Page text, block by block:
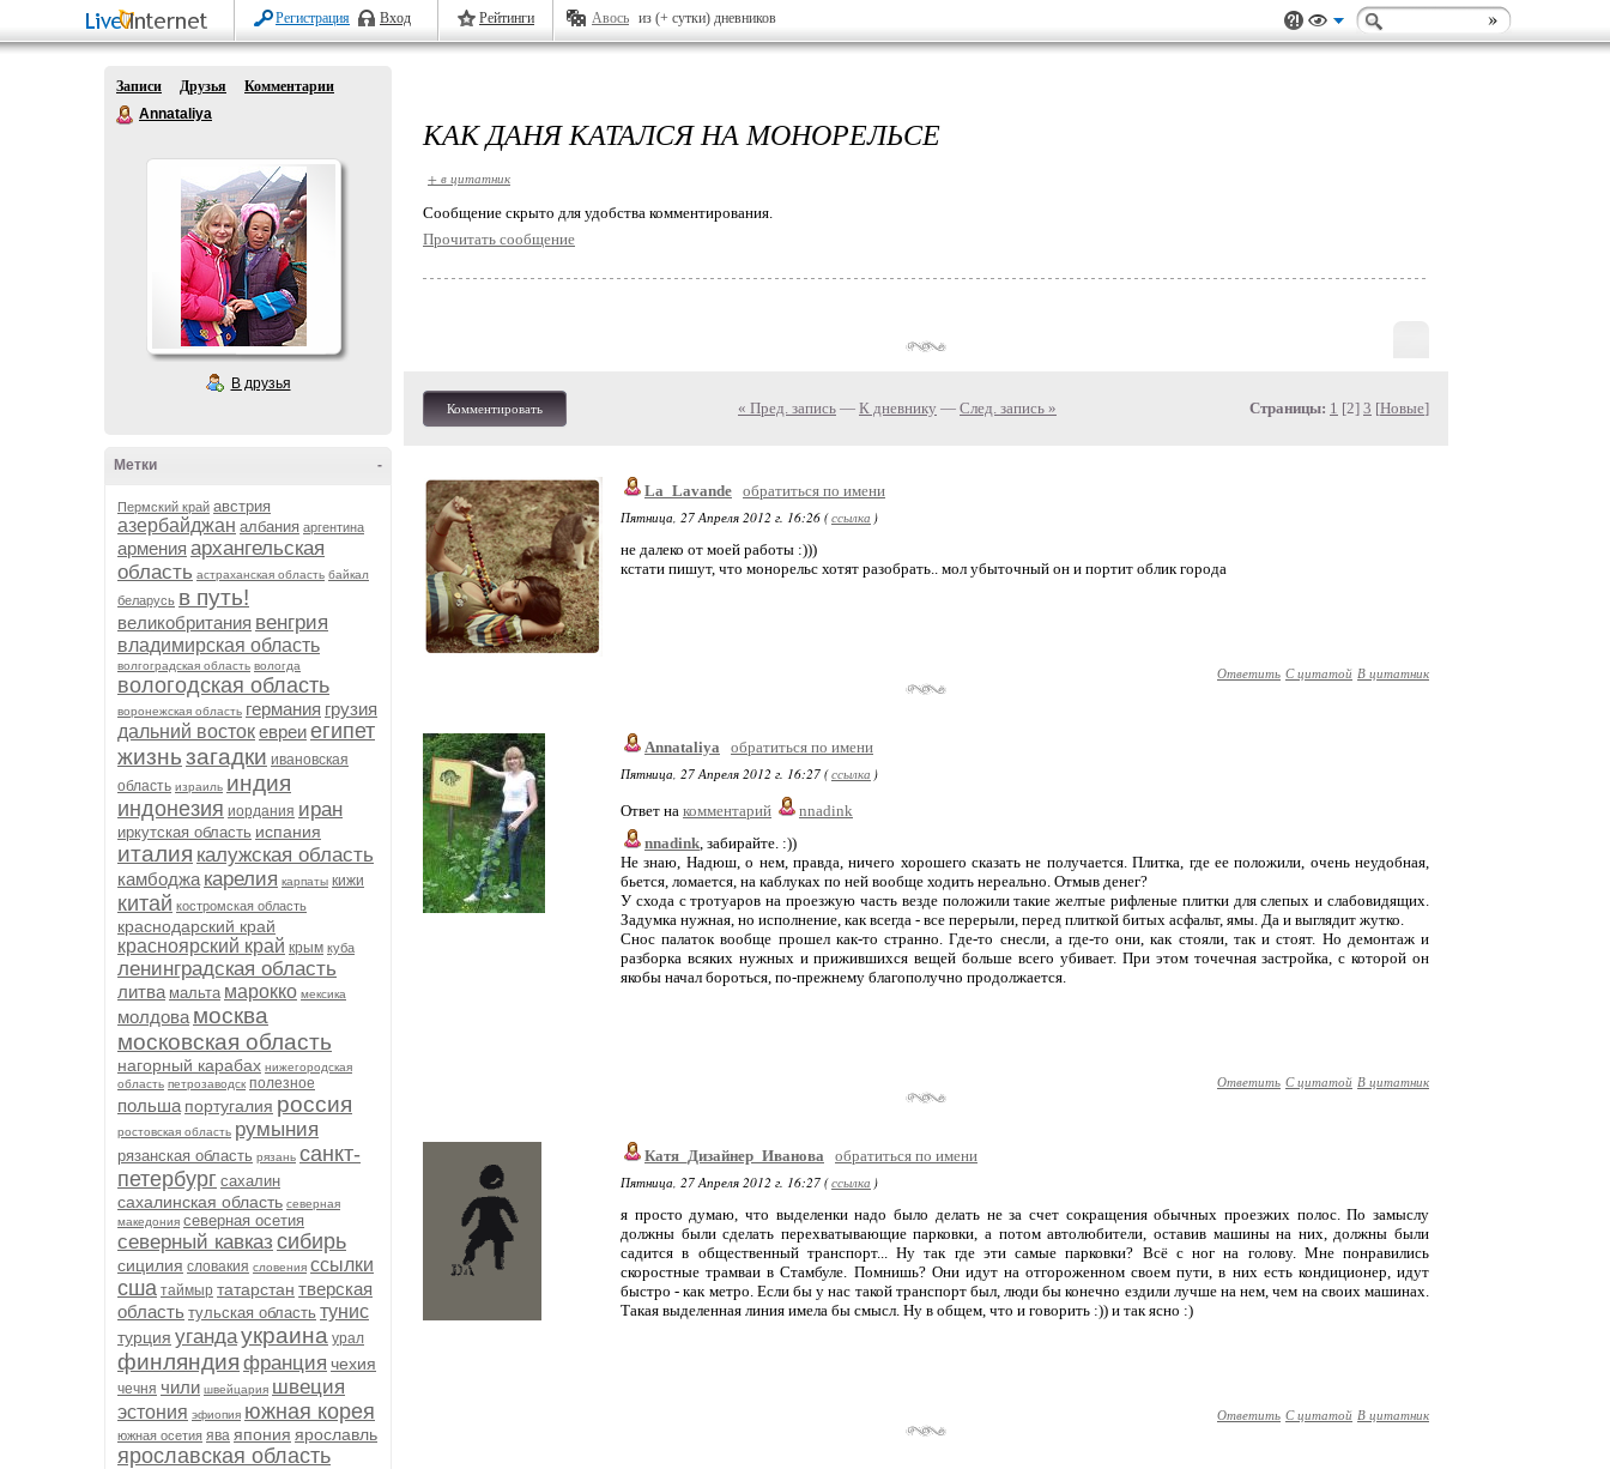
Регистрация Вход Рейтинги Авось из (+ сутки) дневников
Записи Друзья
Комментарии
Annataliya
В друзья
-
Метки
Пермский край австрия
азербайджан албания аргентина
армения архангельская
область астраханская область байкал
беларусь в путь!
великобритания венгрия
владимирская область
волгоградская область вологда
вологодская область
воронежская область германия грузия
дальний востокевреиегипет
жизньзагадки ивановская
область израиль индия
индонезия иордания иран
иркутская область испания
италия калужская область
камбоджа карелия карпаты кижи
китай костромская область
краснодарский край
красноярский край крым куба
ленинградская область
литва мальта марокко мексика
молдова москва
московская область
нагорный карабах нижегородская
область петрозаводск полезное
польша португалия россия
ростовская область румыния
рязанская область рязань санкт-
петербург сахалин
сахалинская область северная
македония северная осетия
северный кавказ сибирь
сицилия словакия словения ссылки
сша таймыр татарстан тверская
область тульская область тунис
турция угандаукраина урал
финляндия франция чехия
чечня чили швейцария швеция
эстония эфиопия южная корея
южная осетия ява япония ярославль
ярославская область
КАК ДАНЯ КАТАЛСЯ НА МОНОРЕЛЬСЕ
+ в цитатник
Cообщение скрыто для удобства комментирования.
Прочитать сообщение
Комментировать « Пред. запись — К дневнику — След. запись » Страницы: 1 [2] 3 [Новые]
La_Lavande обратиться по имени
Пятница, 27 Апреля 2012 г. 16:26 (ссылка )
не далеко от моей работы :)))
кстати пишут, что монорельс хотят разобрать.. мол убыточный он и портит облик города
Ответить С цитатой В цитатник
Annataliya
обратиться по имени
Пятница, 27 Апреля 2012 г. 16:27 (ссылка )
Ответ на комментарий
nnadink
nnadink, забирайте. :))
Не знаю, Надюш, о нем, правда, ничего хорошего сказать не получается. Плитка, где ее положили, очень неудобная,
бьется, ломается, на каблуках по ней вообще ходить нереально. Отмыв денег?
У схода с тротуаров на проезжую часть везде положили такие желтые рифленые плитки для слепых и слабовидящих.
Задумка нужная, но исполнение, как всегда - все перерыли, перед плиткой битых асфальт, ямы. Да и выглядит жутко.
Снос палаток вообще прошел как-то странно. Где-то снесли, а где-то они, как стояли, так и стоят. Но демонтаж и
разборка всяких нужных и прижившихся вещей больше всего убивает. При этом точечная застройка, с которой он
якобы начал бороться, по-прежнему благополучно продолжается.
Ответить С цитатой В цитатник
Катя_Дизайнер_Иванова
обратиться по имени
Пятница, 27 Апреля 2012 г. 16:27 (ссылка )
я просто думаю, что выделенки надо было делать не за счет сокращения обычных проезжих полос. По замыслу
должны были сделать перехватывающие парковки, а потом автолюбители, оставив машины на них, должны были
садится в общественный транспорт... Ну так где эти самые парковки? Всё с ног на голову. Мне понравились
скоростные трамваи в Стамбуле. Помнишь? Они идут на отгороженном своем пути, в них есть кондиционер, идут
быстро - как метро. Если бы у нас такой транспорт был, люди бы конечно ездили лучше на нем, чем на своих машинах.
Такая выделенная линия имела бы смысл. Ну в общем, что и говорить :)) и так ясно :)
Ответить С цитатой В цитатник